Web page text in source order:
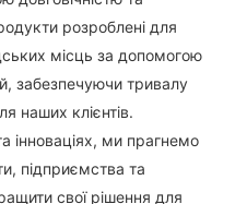
розроблені для
місць за допомогою
забезпечуючи тривалу
наших клієнтів.
інноваціях, ми прагнемо
підприємства та
свої рішення для